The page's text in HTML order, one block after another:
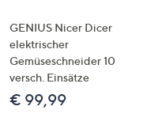
GENIUS Nicer Dicer
elektrischer
Gemüseschneider 10
versch. Einsätze
€ 99,99